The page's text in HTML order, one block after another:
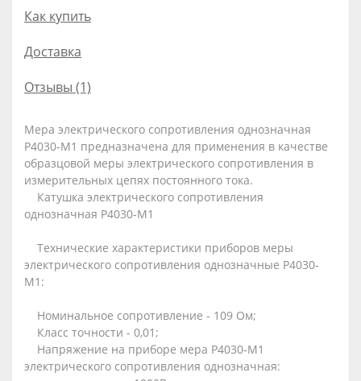
Как купить
Доставка
Отзывы (1)
Мера электрического сопротивления однозначная
Р4030-М1 предназначена для применения в качестве
образцовой меры электрического сопротивления в
измерительных цепях постоянного тока.
Катушка электрического сопротивления
однозначная Р4030-М1
Технические характеристики приборов меры
электрического сопротивления однозначные Р4030-
М1:
Номинальное сопротивление - 109 Ом;
Класс точности - 0,01;
Напряжение на приборе мера Р4030-М1
электрического сопротивления однозначная: